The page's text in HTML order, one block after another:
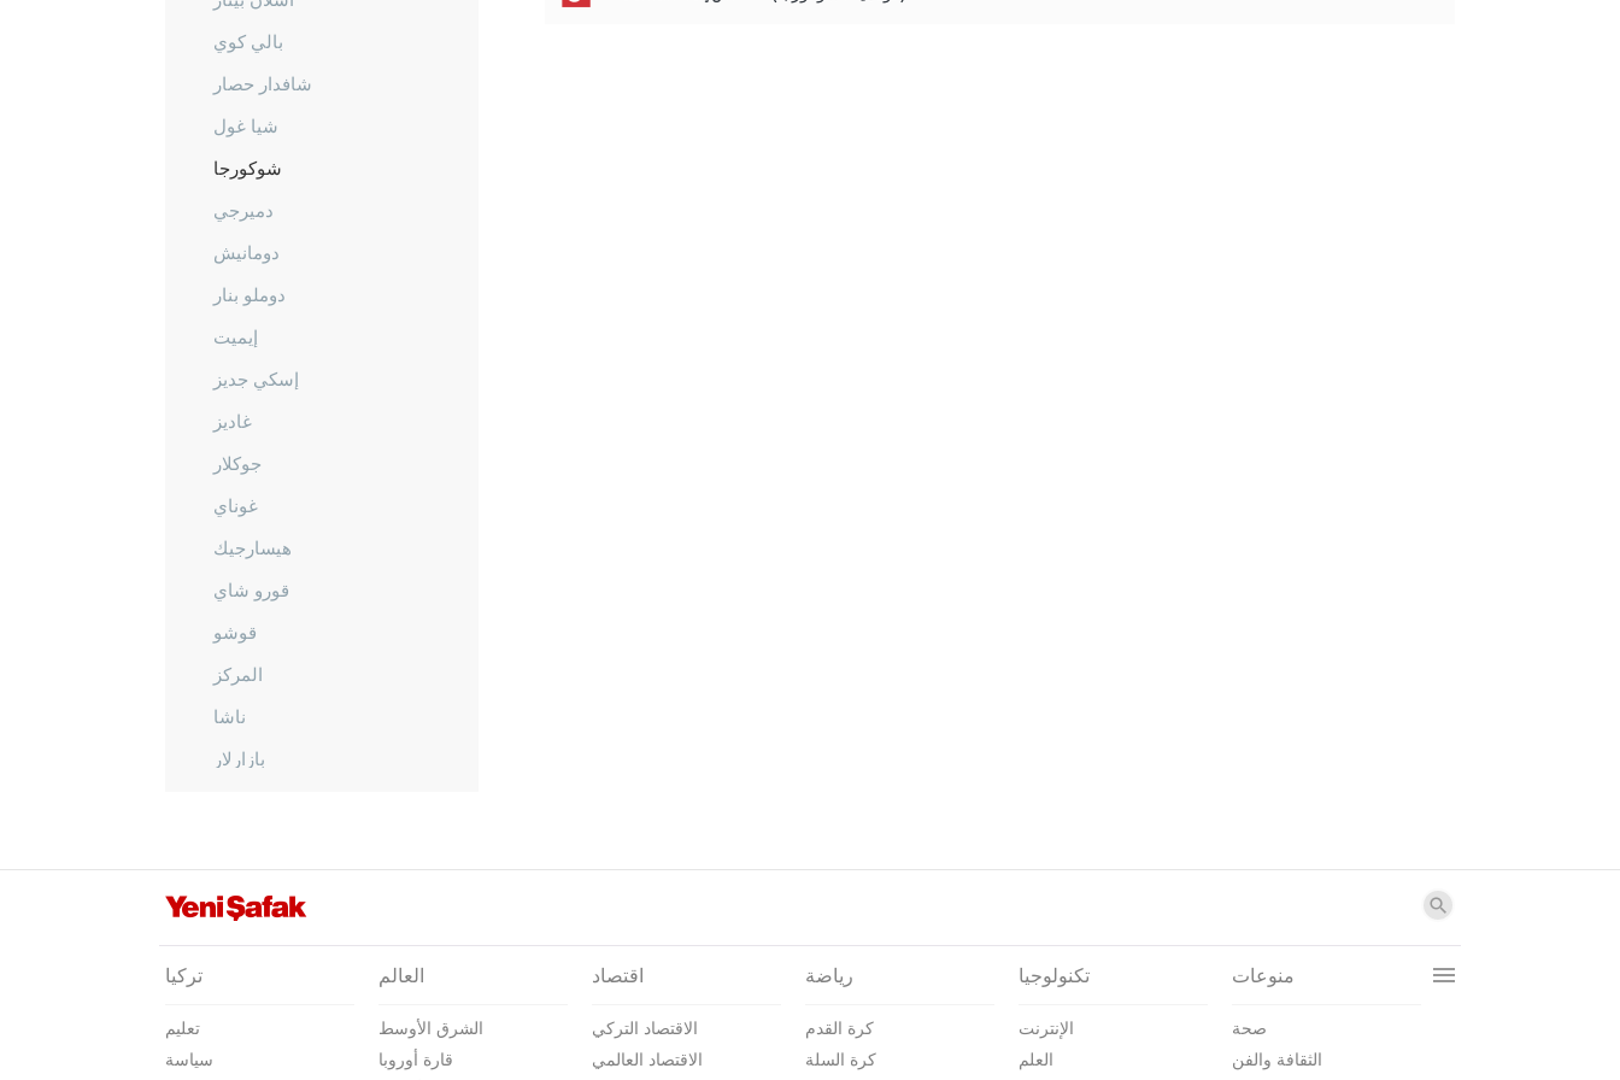
بالي كوي
شافدار حصار
شيا غول
شوكورجا
دميرجي
دومانيش
دوملو بنار
إيميت
إسكي جديز
غاديز
جوكلار
غوناي
هيسارجيك
قورو شاي
قوشو
المركز
ناشا
بازارلار
تافشانلي
تركيا
تعليم
سياسة
العالم
الشرق الأوسط
قارة أوروبا
اقتصاد
الاقتصاد التركي
الاقتصاد العالمي
رياضة
كرة القدم
كرة السلة
تكنولوجيا
الإنترنت
العلم
منوعات
صحة
الثقافة والفن